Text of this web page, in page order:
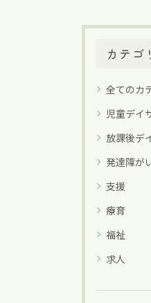
カテゴ
全てのカ
児童デイ
放課後デ
発達障が
支援
療育
福祉
求人